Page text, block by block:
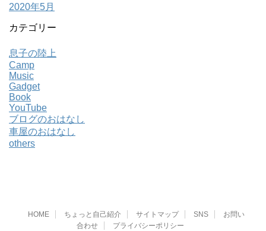
2020年5月
カテゴリー
息子の陸上
Camp
Music
Gadget
Book
YouTube
ブログのおはなし
車屋のおはなし
others
HOME ちょっと自己紹介 サイトマップ SNS
お問い
合わせ
プライバシーポリシー